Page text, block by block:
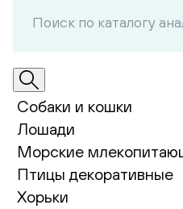
Собаки и кошки
Лошади
Морские
Птицы декоративные
Хорьки